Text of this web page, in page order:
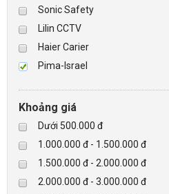
Sonic Safety
Lilin CCTV
Haier Carier
Pima-Israel
Checkpoint
Paradox-Canada
D-max
HIKVISON
Eguard
Khoảng giá
Dưới 500.000 đ
1.000.000 đ - 1.500.000 đ
1.500.000 đ - 2.000.000 đ
2.000.000 đ - 3.000.000 đ
BÁO ĐỘNG, BÁO CHÁY
NHÀ THÔNG MINH
LIÊN HỆ